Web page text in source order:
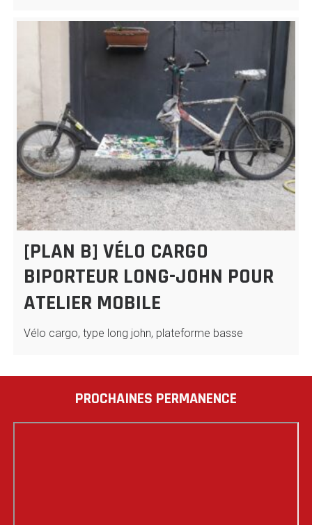
[PLAN B] VÉLO CARGO
BIPORTEUR LONG-JOHN POUR
ATELIER MOBILE
Vélo cargo, type long john, plateforme basse
PROCHAINES PERMANENCE